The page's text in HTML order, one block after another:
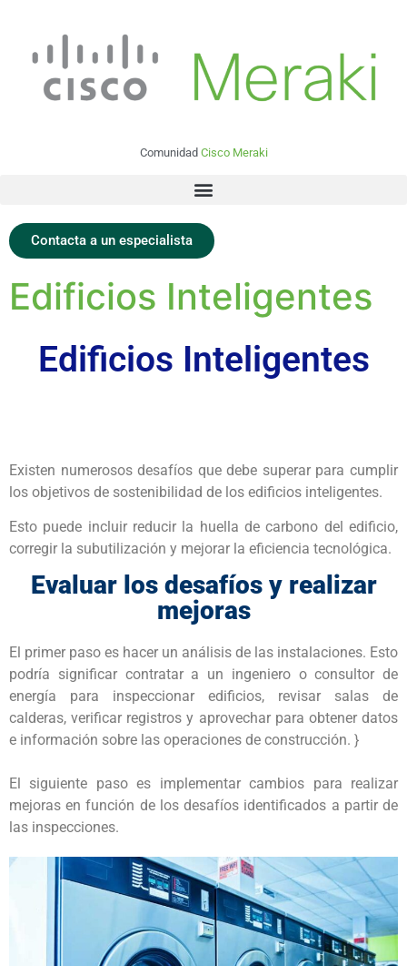
Comunidad Cisco Meraki
Contacta a un especialista
Edificios Inteligentes
Edificios Inteligentes
Existen numerosos desafíos que debe superar para cumplir
los objetivos de sostenibilidad de los edificios inteligentes.
Esto puede incluir reducir la huella de carbono del edificio,
corregir la subutilización y mejorar la eficiencia tecnológica.
Evaluar los desafíos y realizar
mejoras
El primer paso es hacer un análisis de las instalaciones. Esto
podría significar contratar a un ingeniero o consultor de
energía para inspeccionar edificios, revisar salas de
calderas, verificar registros y aprovechar para obtener datos
e información sobre las operaciones de construcción. }
El siguiente paso es implementar cambios para realizar
mejoras en función de los desafíos identificados a partir de
las inspecciones.